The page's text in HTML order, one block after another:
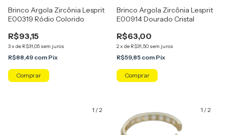
Brinco Argola Zircônia Lesprit
E00319 Ródio Colorido
R$93,15
3x de R$31,05 sem juros
R$88,49 com Pix
Brinco Argola Zircônia Lesprit
E00914 Dourado Cristal
R$63,00
2x de R$31,50 sem juros
R$59,85 com Pix
1 /2 1 /2